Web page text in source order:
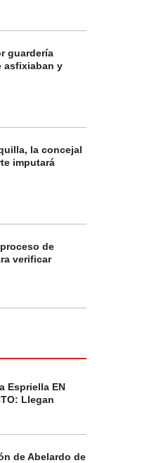
guardería
asfixiaban y
la concejal
imputará
de
verificar
Espriella EN
Llegan
de Abelardo de